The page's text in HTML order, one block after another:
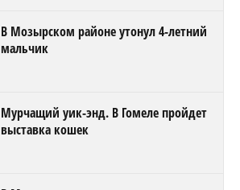
В Мозырском районе утонул 4-летний
мальчик
Мурчащий уик-энд. В Гомеле пройдет
выставка кошек